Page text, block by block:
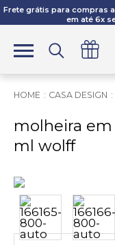
Frete grátis para compras
em até 6x
CASA DESIGN
molheira
ml wolff